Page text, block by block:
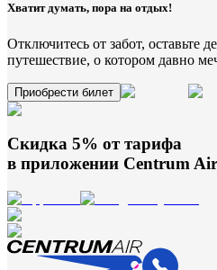
Хватит думать, пора на отдых!
Отключитесь от забот, оставьте
путешествие, о котором давно
Приобрести билет
Скидка 5% от тарифа
в приложении Centrum Air